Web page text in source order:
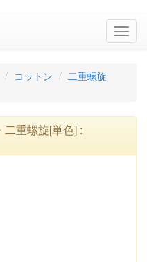
コットン
二重螺旋
重螺旋[単色] :